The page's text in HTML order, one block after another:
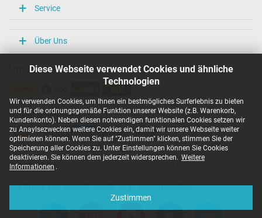
Diese Webseite verwendet Cookies und ähnliche
Technologien
Wir verwenden Cookies, um Ihnen ein bestmögliches Surferlebnis zu bieten
und für die ordnungsgemäße Funktion unserer Website (z.B. Warenkorb,
Kundenkonto). Neben diesen notwendigen funktionalen Cookies setzen wir
zu Anaylsezwecken weitere Cookies ein, damit wir unsere Webseite weiter
optimieren können. Wenn Sie auf "Zustimmen" klicken, stimmen Sie der
Speicherung aller Cookies zu. Unter Einstellungen können Sie Cookies
deaktivieren. Sie können dem jederzeit widersprechen. Weitere
Informationen .
Zustimmen
Service
Über Uns
Unsere Versandarten
Unsere Zahlarten
Copyright ©
Alle Preise inkl. gesetzl. MwSt. zzgl. Versandkosten